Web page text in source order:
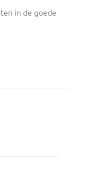
in de goede